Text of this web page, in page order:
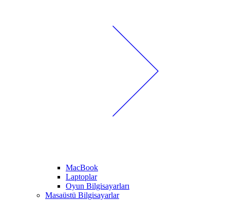
MacBook
Laptoplar
Oyun Bilgisayarları
Masaüstü Bilgisayarlar